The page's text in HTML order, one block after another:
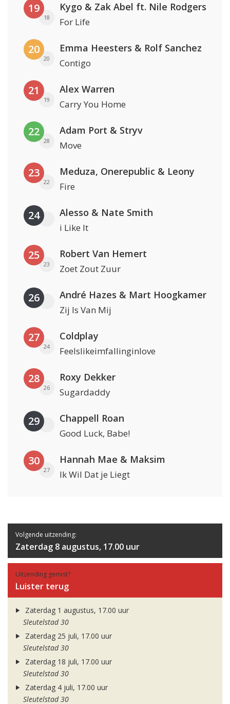
19
18
Kygo & Zak Abel ft. Nile Rodgers
For Life
20
20
Emma Heesters & Rolf Sanchez
Contigo
21
19
Alex Warren
Carry You Home
22
28
Adam Port & Stryv
Move
23
22
Meduza, Onerepublic & Leony
Fire
24 Alesso & Nate Smith
i Like It
25
23
Robert Van Hemert
Zoet Zout Zuur
26 André Hazes & Mart Hoogkamer
Zij Is Van Mij
27
24
Coldplay
Feelslikeimfallinginlove
28
26
Roxy Dekker
Sugardaddy
29 Chappell Roan
Good Luck, Babe!
30
27
Hannah Mae & Maksim
Ik Wil Dat je Liegt
Volgende uitzending:
Zaterdag 8 augustus, 17.00 uur
Uitzending gemist?
Luister terug
Zaterdag 1 augustus, 17.00 uur
Sleutelstad 30
Zaterdag 25 juli, 17.00 uur
Sleutelstad 30
Zaterdag 18 juli, 17.00 uur
Sleutelstad 30
Zaterdag 4 juli, 17.00 uur
Sleutelstad 30